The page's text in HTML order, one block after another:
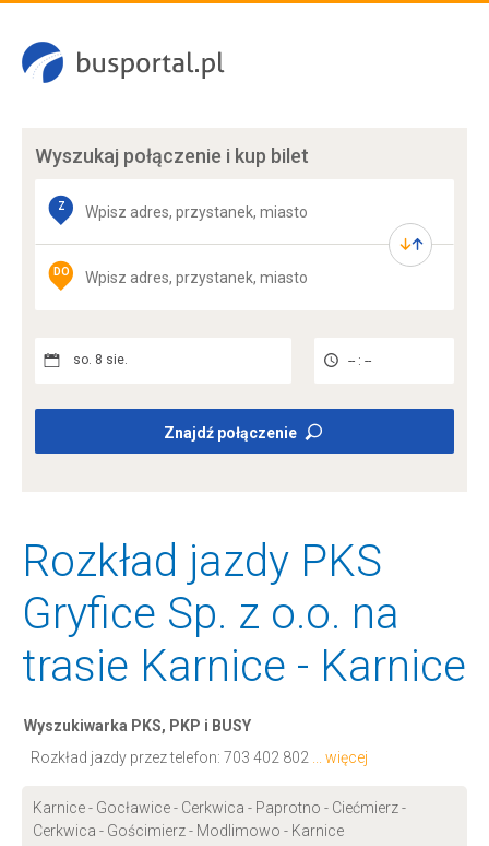
Wyszukaj połączenie i kup bilet
Z
DO
so. 8 sie. -- : --
Znajdź połączenie
Rozkład jazdy PKS
Gryfice Sp. z o.o. na
trasie Karnice - Karnice
Wyszukiwarka PKS, PKP i BUSY
Rozkład jazdy przez telefon: 703 402 802 ... więcej
Karnice - Gocławice - Cerkwica - Paprotno - Ciećmierz -
Cerkwica - Gościmierz - Modlimowo - Karnice